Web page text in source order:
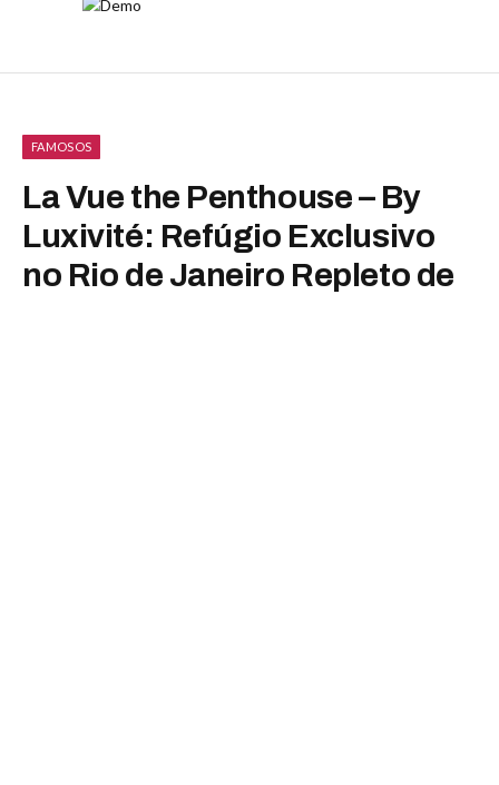
FAMOSOS
La Vue the Penthouse – By
Luxivité: Refúgio Exclusivo
no Rio de Janeiro Repleto de